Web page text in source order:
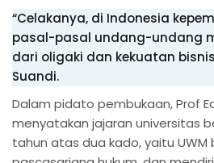
“Celakanya, di Indonesia
pasal-pasal undang-undang
dari oligaki dan kekuatan
Suandi.
Dalam pidato pembukaan, Prof
menyatakan jajaran universitas
tahun atas dua kado, yaitu UWM